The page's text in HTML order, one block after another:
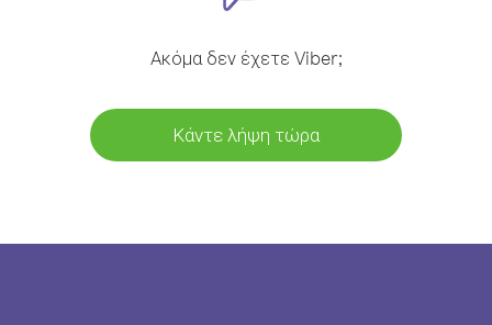
Ακόμα δεν έχετε Viber;
Κάντε λήψη τώρα